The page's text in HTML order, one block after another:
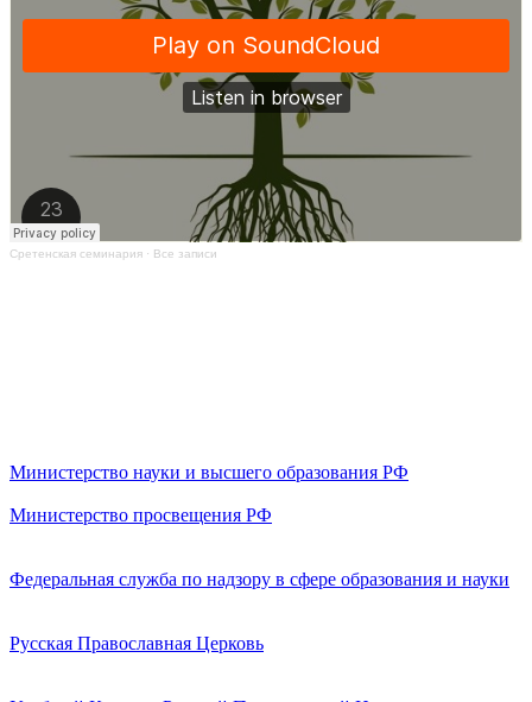
Сретенская семинария · Все записи
Министерство науки и высшего образования РФ
Министерство просвещения РФ
Федеральная служба по надзору в сфере образования и науки
Русская Православная Церковь